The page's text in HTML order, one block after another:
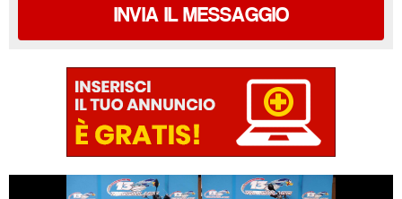
INVIA IL MESSAGGIO
€ 6.390 € € 2.990 €